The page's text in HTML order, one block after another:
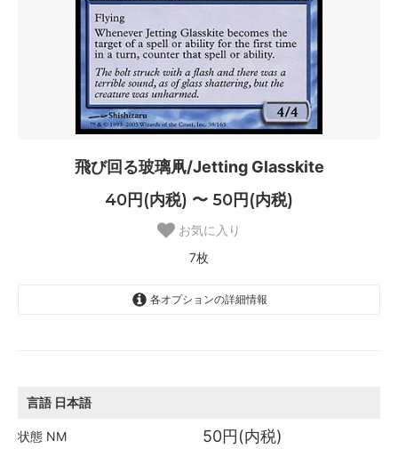
飛び回る玻璃凧/Jetting Glasskite
40円(内税) 〜 50円(内税)
お気に入り
7枚
各オプションの詳細情報
50円(内税)
SOLD OUT
言語 日本語
状態 NM 50円(内税)